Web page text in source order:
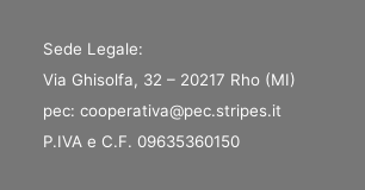
Sede Legale:
Via Ghisolfa, 32 – 20217 Rho (MI)
pec: cooperativa@pec.stripes.it
P.IVA e C.F. 09635360150